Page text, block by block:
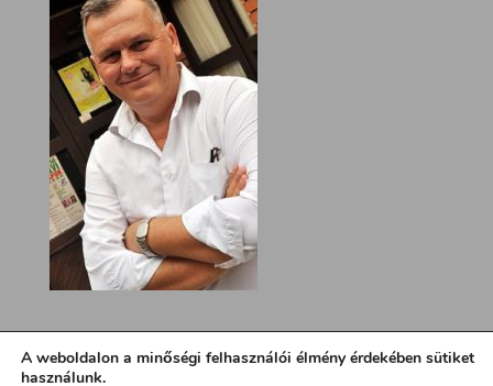
A weboldalon a minőségi felhasználói élmény érdekében sütiket
használunk.